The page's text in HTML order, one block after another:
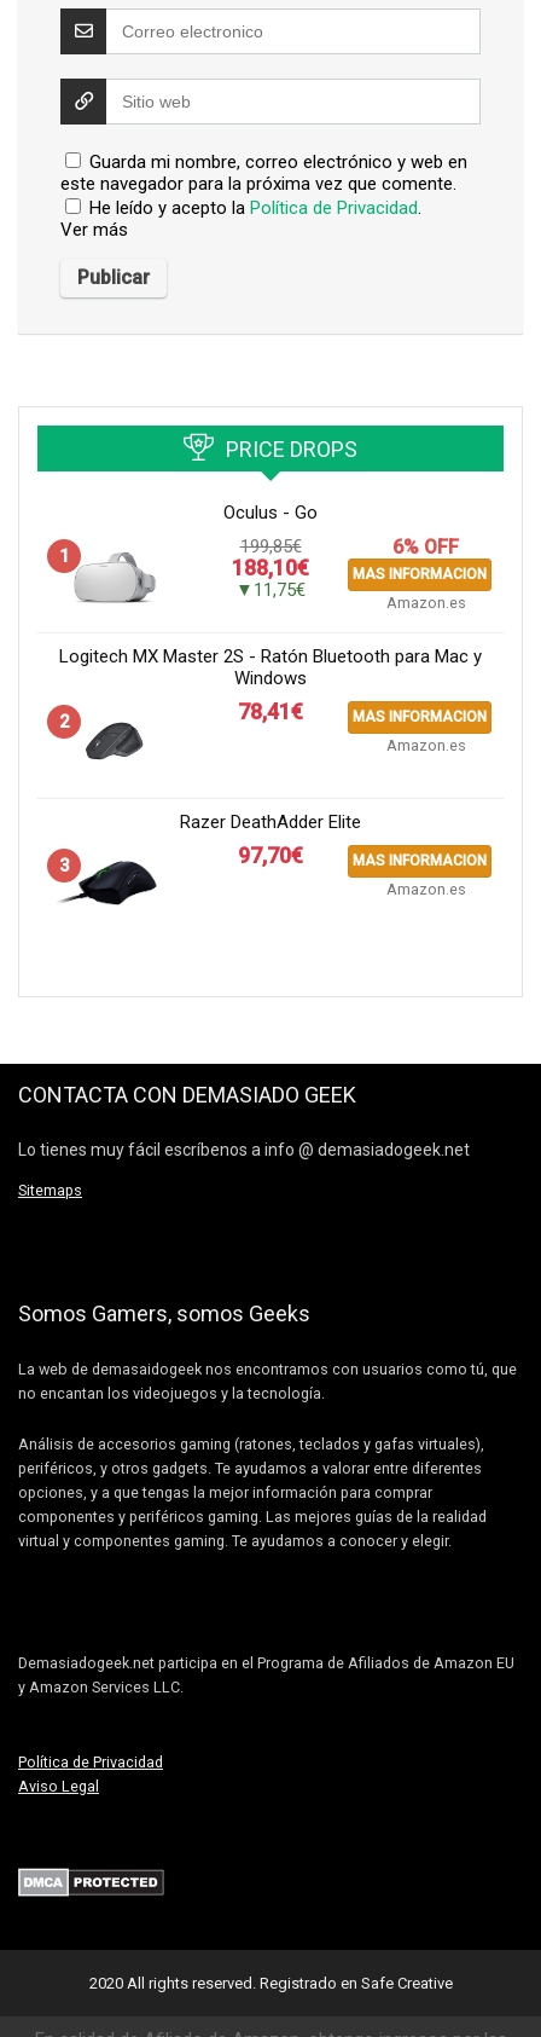
Guarda mi nombre, correo electrónico y web en
este navegador para la próxima vez que comente.
He leído y acepto la Política de Privacidad.
Ver más
PRICE DROPS
Oculus - Go
1
199,85€
188,10€
▼11,75€
6% OFF
MAS INFORMACION
Amazon.es
Logitech MX Master 2S - Ratón Bluetooth para Mac y
Windows
2
78,41€ MAS INFORMACION
Amazon.es
Razer DeathAdder Elite
3
97,70€ MAS INFORMACION
Amazon.es
CONTACTA CON DEMASIADO GEEK
Lo tienes muy fácil escríbenos a info @ demasiadogeek.net
Sitemaps
Somos Gamers, somos Geeks
La web de demasaidogeek nos encontramos con usuarios como tú, que
no encantan los videojuegos y la tecnología.
Análisis de accesorios gaming (ratones, teclados y gafas virtuales),
periféricos, y otros gadgets. Te ayudamos a valorar entre diferentes
opciones, y a que tengas la mejor información para comprar
componentes y periféricos gaming. Las mejores guías de la realidad
virtual y componentes gaming. Te ayudamos a conocer y elegir.
Demasiadogeek.net participa en el Programa de Afiliados de Amazon EU
y Amazon Services LLC.
Política de Privacidad
Aviso Legal
2020 All rights reserved. Registrado en Safe Creative